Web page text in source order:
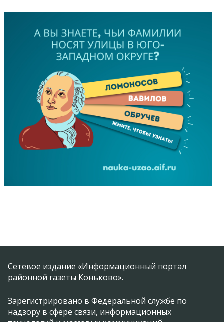
Сетевое издание «Информационный портал
районной газеты Коньково».
Зарегистрировано в Федеральной службе по
надзору в сфере связи, информационных